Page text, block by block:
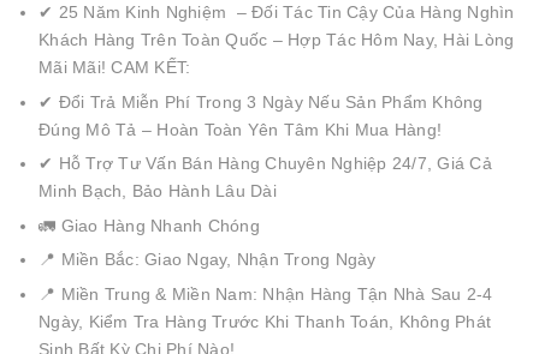
✔ 25 Năm Kinh Nghiệm – Đối Tác Tin Cậy Của Hàng Nghìn
Khách Hàng Trên Toàn Quốc – Hợp Tác Hôm Nay, Hài Lòng
Mãi Mãi! CAM KẾT:
✔ Đổi Trả Miễn Phí Trong 3 Ngày Nếu Sản Phẩm Không
Đúng Mô Tả – Hoàn Toàn Yên Tâm Khi Mua Hàng!
✔ Hỗ Trợ Tư Vấn Bán Hàng Chuyên Nghiệp 24/7, Giá Cả
Minh Bạch, Bảo Hành Lâu Dài
🚛 Giao Hàng Nhanh Chóng
📍 Miền Bắc: Giao Ngay, Nhận Trong Ngày
📍 Miền Trung & Miền Nam: Nhận Hàng Tận Nhà Sau 2-4
Ngày, Kiểm Tra Hàng Trước Khi Thanh Toán, Không Phát
Sinh Bất Kỳ Chi Phí Nào!